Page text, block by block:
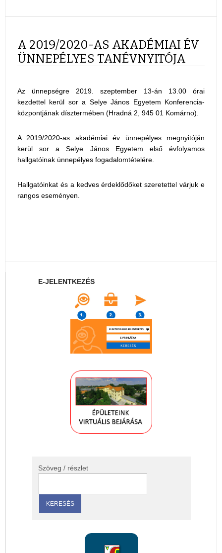
A 2019/2020-AS AKADÉMIAI ÉV
ÜNNEPÉLYES TANÉVNYITÓJA
Az ünnepségre 2019. szeptember 13-án 13.00 órai
kezdettel kerül sor a Selye János Egyetem Konferencia-
központjának dísztermében (Hradná 2, 945 01 Komárno).
A 2019/2020-as akadémiai év ünnepélyes megnyitóján
kerül sor a Selye János Egyetem első évfolyamos
hallgatóinak ünnepélyes fogadalomtételére.
Hallgatóinkat és a kedves érdeklődőket szeretettel várjuk e
rangos eseményen.
E-JELENTKEZÉS
Szöveg / részlet